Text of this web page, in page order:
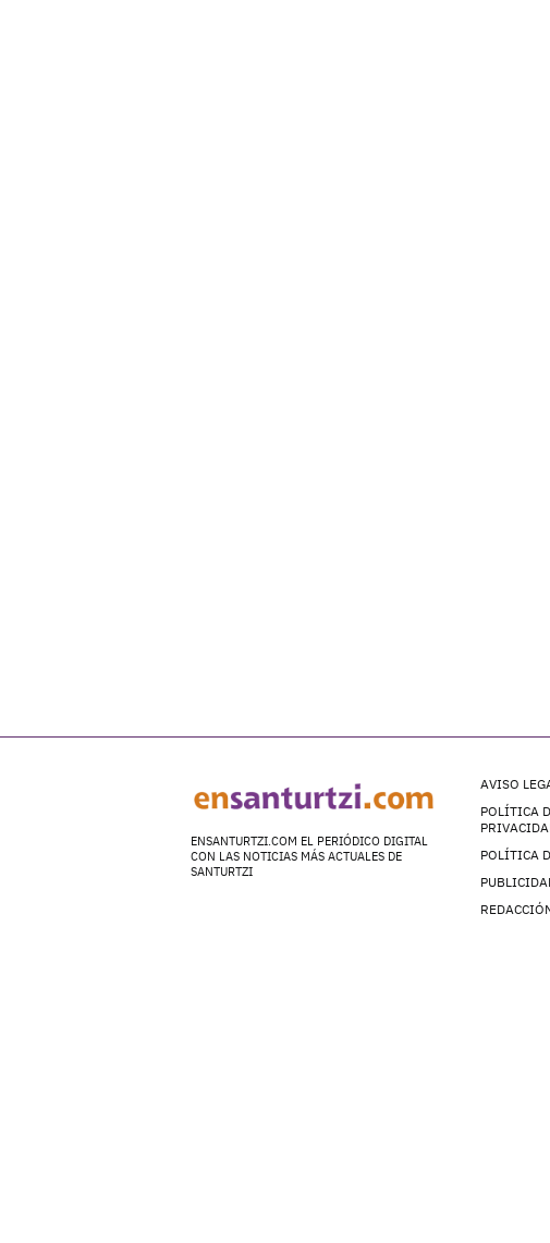
ENSANTURTZI.COM EL PERIÓDICO DIGITAL
CON LAS NOTICIAS MÁS ACTUALES DE
SANTURTZI
AVISO
POLÍTICA
POLÍTICA